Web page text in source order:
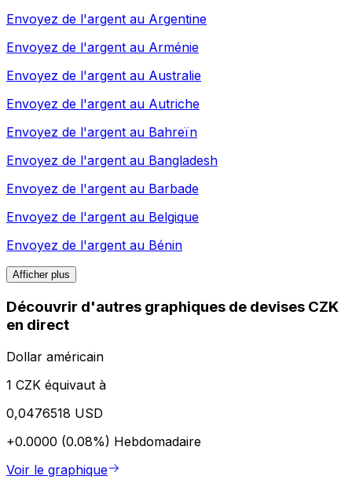
Envoyez de l'argent au Argentine
Envoyez de l'argent au Arménie
Envoyez de l'argent au Australie
Envoyez de l'argent au Autriche
Envoyez de l'argent au Bahreïn
Envoyez de l'argent au Bangladesh
Envoyez de l'argent au Barbade
Envoyez de l'argent au Belgique
Envoyez de l'argent au Bénin
Afficher plus
Découvrir d'autres graphiques de devises CZK
en direct
Dollar américain
1 CZK équivaut à
0,0476518 USD
+0.0000 (0.08%) Hebdomadaire
Voir le graphique